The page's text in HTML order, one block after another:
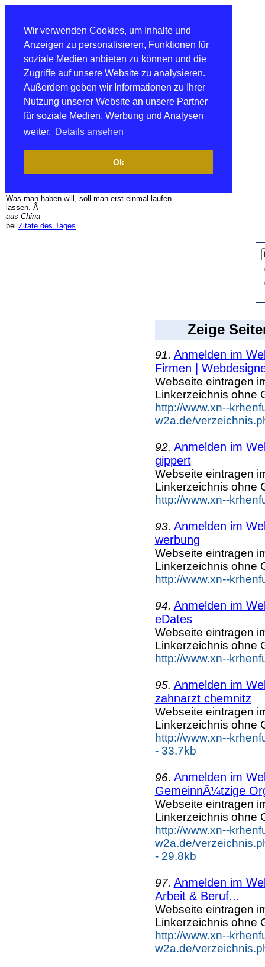
Wir verwenden Cookies, um Inhalte und
Anzeigen zu personalisieren, Funktionen für
soziale Medien anbieten zu können und die
Zugriffe auf unsere Website zu analysieren.
Außerdem geben wir Informationen zu Ihrer
Nutzung unserer Website an unsere Partner
für soziale Medien, Werbung und Analysen
weiter. Details ansehen
Ok
Was man haben will, soll man erst einmal laufen
lassen. Â
aus China
bei Zitate des Tages
Zeige
91. Anmelden im
Firmen |
Webseite eintragen
Linkerzeichnis ohne
http://www.xn--
w2a.de/
92. Anmelden im
gippert
Webseite eintragen
Linkerzeichnis ohne
http://www.xn--
93. Anmelden im
werbung
Webseite eintragen
Linkerzeichnis ohne
http://www.xn--
94. Anmelden im
eDates
Webseite eintragen
Linkerzeichnis ohne
http://www.xn--
95. Anmelden im
zahnarzt chemnitz
Webseite eintragen
Linkerzeichnis ohne
http://www.xn--
- 33.7kb
96. Anmelden im
GemeinnÃ¼tzige
Webseite eintragen
Linkerzeichnis ohne
http://www.xn--
w2a.de/
- 29.8kb
97. Anmelden im
Arbeit & Beruf...
Webseite eintragen
Linkerzeichnis ohne
http://www.xn--
w2a.de/